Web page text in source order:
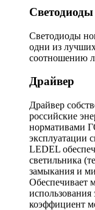
Светодиоды
Светодиоды
одни из
соотношению
Драйвер
Драйвер
российские
нормативами
эксплуатации
LEDEL
светильника
замыкания и
Обеспечивает
коэффициент